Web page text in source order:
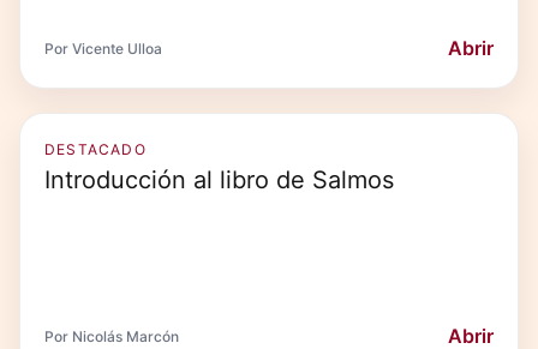
Por Vicente Ulloa Abrir
DESTACADO
Introducción al libro de Salmos
Por Nicolás Marcón Abrir